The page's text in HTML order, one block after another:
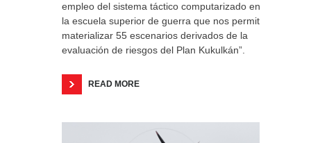
empleo del sistema táctico computarizado en
la escuela superior de guerra que nos permitió
materializar 55 escenarios derivados de la
evaluación de riesgos del Plan Kukulkán”.
READ MORE